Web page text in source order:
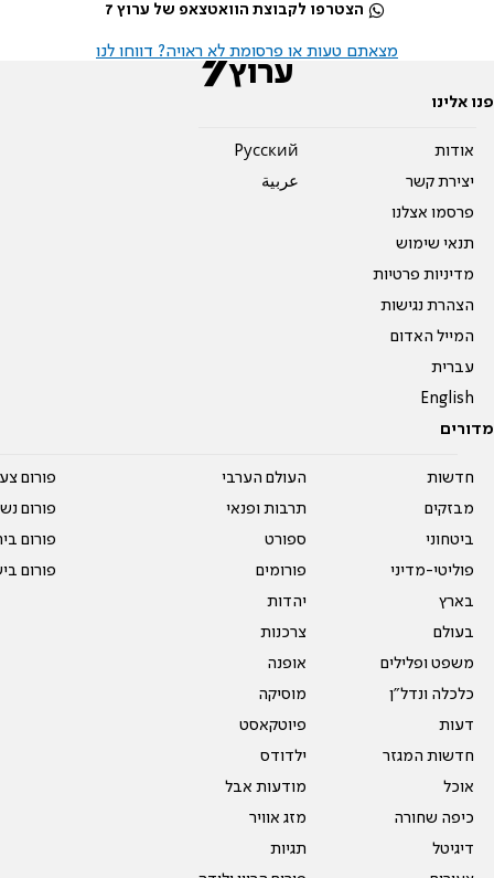
הצטרפו לקבוצת הוואטצאפ של ערוץ 7
מצאתם טעות או פרסומת לא ראויה? דווחו לנו
פנו אלינו
אודות
יצירת קשר
פרסמו אצלנו
תנאי שימוש
מדיניות פרטיות
הצהרת נגישות
המייל האדום
עברית
English
Pусский
عربية
מדורים
חדשות
מבזקים
ביטחוני
פוליטי-מדיני
בארץ
בעולם
משפט ופלילים
כלכלה ונדל"ן
דעות
חדשות המגזר
אוכל
כיפה שחורה
דיגיטל
העולם הערבי
תרבות ופנאי
ספורט
פורומים
יהדות
צרכנות
אופנה
מוסיקה
פיוטקאסט
ילדודס
מודעות אבל
מזג אוויר
תגיות
פורום
פורום
פורום
פורום